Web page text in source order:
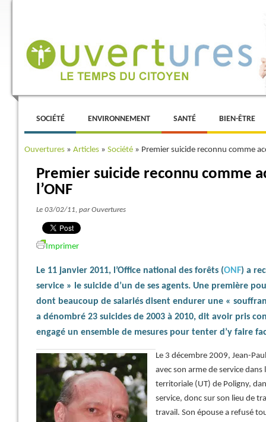
Menu principal
ALLER AU CONTENU PRINCIPAL
ALLER AU CONTENU SECONDAIRE
SOCIÉTÉ ENVIRONNEMENT SANTÉ BIEN-ÊTRE
Ouvertures » Articles » Société » Premier suicide reconnu comme
Premier suicide reconnu comme
l’ONF
Le 03/02/11, par Ouvertures
Imprimer
Le 11 janvier 2011, l’Office national des forêts (ONF) a
service » le suicide d’un de ses agents. Une première
dont beaucoup de salariés disent endurer une «
a dénombré 23 suicides de 2003 à 2010, dit avoir pris
engagé un ensemble de mesures pour tenter d’y faire
Le 3 décembre 2009, Jean-
avec son arme de service dans
territoriale (UT) de Poligny,
service, donc sur son lieu de
travail. Son épouse a refusé